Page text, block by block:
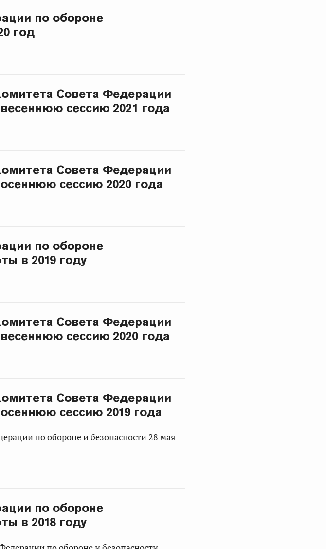
по обороне
год
Совета Федерации
сессию 2021 года
Совета Федерации
сессию 2020 года
по обороне
в 2019 году
Совета Федерации
сессию 2020 года
Совета Федерации
сессию 2019 года
по обороне и безопасности 28 мая
по обороне
в 2018 году